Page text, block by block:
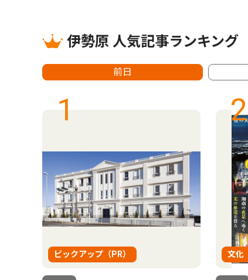
伊勢原 人気記事ランキング
前日
1
ピックアップ（PR）
2
文化